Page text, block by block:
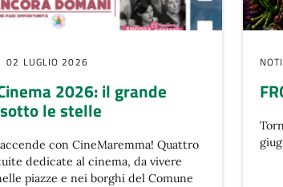
02 LUGLIO 2026
2026: il grande
le stelle
con CineMaremma! Quattro
dedicate al cinema, da vivere
piazze e nei borghi del Comune